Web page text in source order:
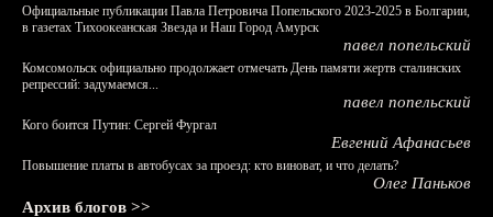
Официальные публикации Павла Петровича Попельского 2023-2025 в Болгарии,
в газетах Тихоокеанская Звезда и Наш Город Амурск
павел попельский
Комсомольск официально продолжает отмечать День памяти жертв сталинских
репрессий: задумаемся...
павел попельский
Кого боится Путин: Сергей Фургал
Евгений Афанасьев
Повышение платы в автобусах за проезд: кто виноват, и что делать?
Олег Паньков
Архив блогов >>